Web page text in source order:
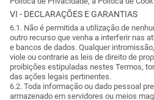
VI - DECLARAÇÕES E GARANTIAS
6.1. Não é permitida a utilização de
outro recurso que venha a interferir nas
e bancos de dados. Qualquer
viole ou contrarie as leis de direito de
proibições estipuladas nestes Termos,
das ações legais pertinentes.
6.2. Toda informação ou dado pessoal
armazenado em servidores ou meios